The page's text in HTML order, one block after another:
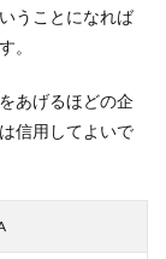
うことになれば
。
あげるほどの企
信用してよいで